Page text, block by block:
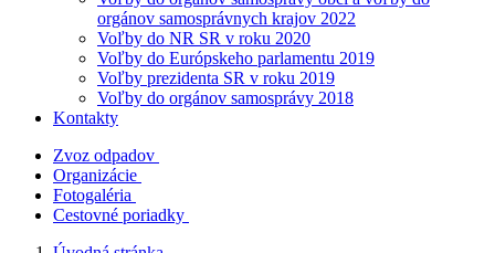
orgánov samosprávnych krajov 2022
Voľby do NR SR v roku 2020
Voľby do Európskeho parlamentu 2019
Voľby prezidenta SR v roku 2019
Voľby do orgánov samosprávy 2018
Kontakty
Zvoz odpadov
Organizácie
Fotogaléria
Cestovné poriadky